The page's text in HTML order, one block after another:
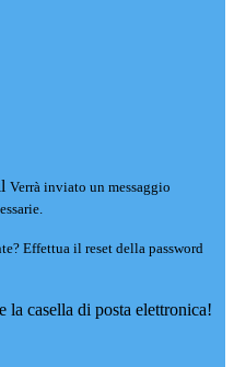
Verrà inviato un messaggio
Effettua il reset della password
casella di posta elettronica!